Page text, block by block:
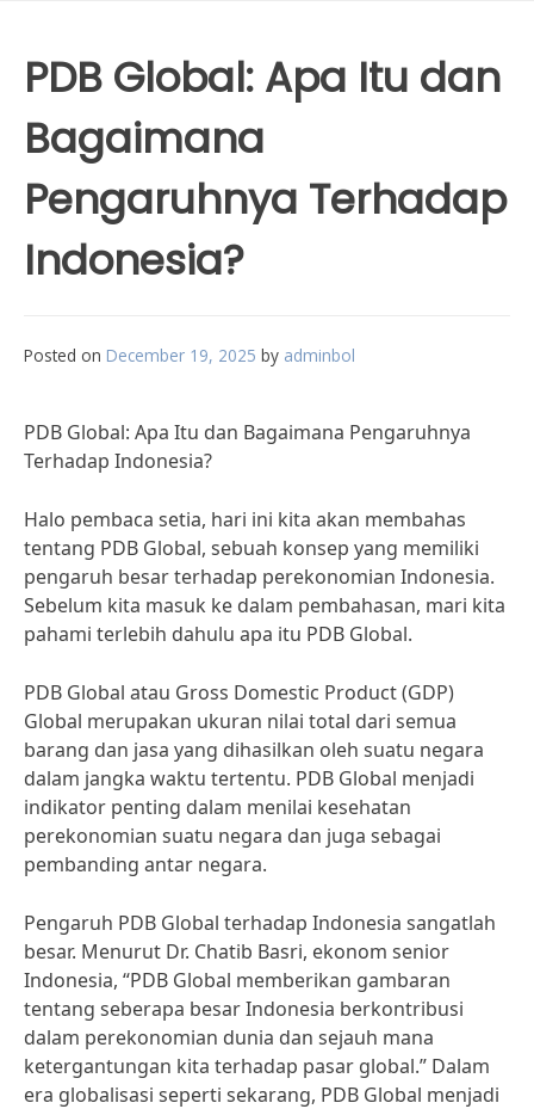
PDB Global: Apa Itu dan
Bagaimana
Pengaruhnya Terhadap
Indonesia?
Posted on December 19, 2025 by adminbol
PDB Global: Apa Itu dan Bagaimana Pengaruhnya
Terhadap Indonesia?
Halo pembaca setia, hari ini kita akan membahas
tentang PDB Global, sebuah konsep yang memiliki
pengaruh besar terhadap perekonomian Indonesia.
Sebelum kita masuk ke dalam pembahasan, mari kita
pahami terlebih dahulu apa itu PDB Global.
PDB Global atau Gross Domestic Product (GDP)
Global merupakan ukuran nilai total dari semua
barang dan jasa yang dihasilkan oleh suatu negara
dalam jangka waktu tertentu. PDB Global menjadi
indikator penting dalam menilai kesehatan
perekonomian suatu negara dan juga sebagai
pembanding antar negara.
Pengaruh PDB Global terhadap Indonesia sangatlah
besar. Menurut Dr. Chatib Basri, ekonom senior
Indonesia, “PDB Global memberikan gambaran
tentang seberapa besar Indonesia berkontribusi
dalam perekonomian dunia dan sejauh mana
ketergantungan kita terhadap pasar global.” Dalam
era globalisasi seperti sekarang, PDB Global menjadi